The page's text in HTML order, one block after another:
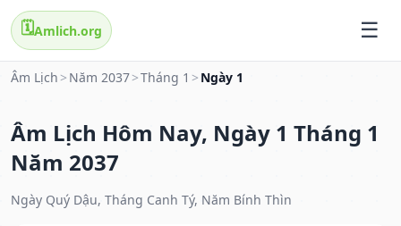
🗓️Amlich.org
Âm Lịch > Năm 2037>Tháng 1 > Ngày 1
Âm Lịch Hôm Nay, Ngày 1 Tháng 1
Năm 2037
Ngày Quý Dậu, Tháng Canh Tý, Năm Bính Thìn